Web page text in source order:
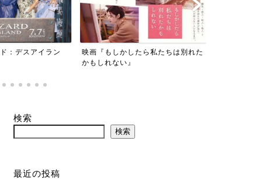
ら私たちは別れた
『劇場版 美しい彼～eternal～』
検索
検索
最近の投稿